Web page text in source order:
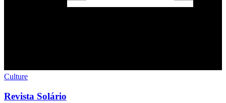
Culture
Revista Solário